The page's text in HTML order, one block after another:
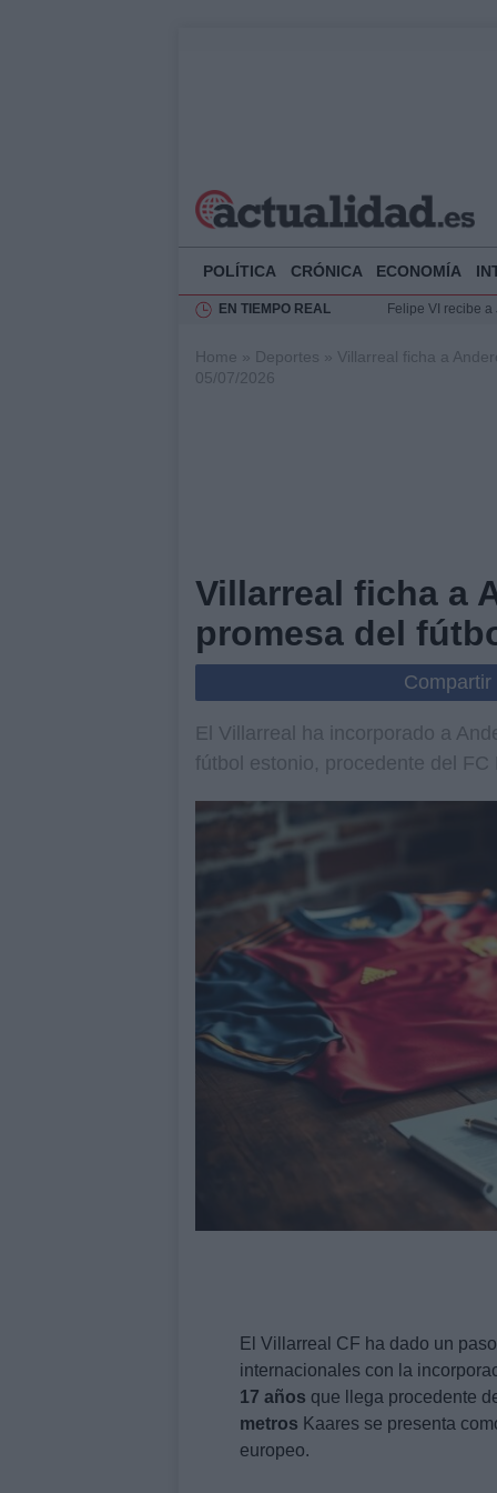
POLÍTICA CRÓNICA ECONOMÍA
EN TIEMPO REAL
Felipe VI recibe
Impacto
Home » Deportes » Villarreal ficha a
05/07/2026
Villarreal ficha a
promesa del
El Villarreal ha incorporado a
fútbol estonio, procedente del FC
El Villarreal CF ha dado un
internacionales con la
17 años que llega procedente
metros Kaares se presenta
europeo.